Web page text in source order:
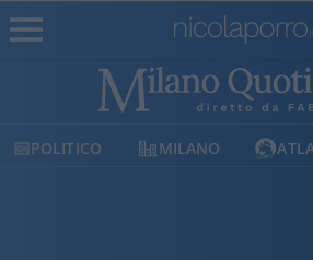
MILANO ATLANTICO